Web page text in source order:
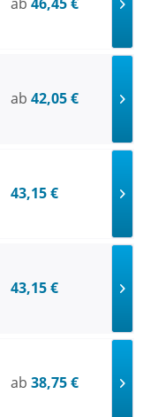
ab 42,05 €
43,15 €
43,15 €
ab 38,75 €